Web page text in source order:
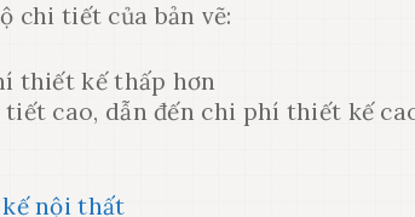
chi tiết của bản vẽ:
thiết kế thấp hơn
cao, dẫn đến chi phí thiết kế